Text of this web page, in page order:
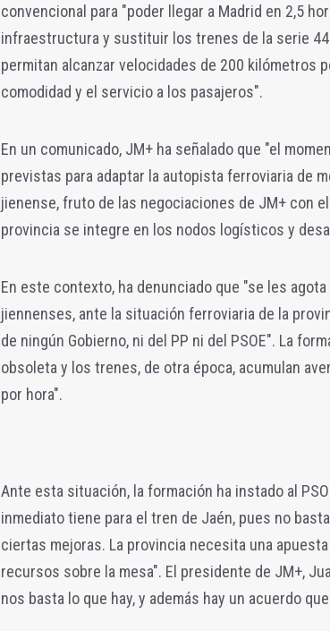
convencional para "poder llegar a Madrid en 2,5
infraestructura y sustituir los trenes de la serie
permitan alcanzar velocidades de 200 kilómetros
comodidad y el servicio a los pasajeros".
En un comunicado, JM+ ha señalado que "el
previstas para adaptar la autopista ferroviaria de
jienense, fruto de las negociaciones de JM+ con
provincia se integre en los nodos logísticos y
En este contexto, ha denunciado que "se les
jiennenses, ante la situación ferroviaria de la
de ningún Gobierno, ni del PP ni del PSOE". La
obsoleta y los trenes, de otra época, acumulan
por hora".
Ante esta situación, la formación ha instado al
inmediato tiene para el tren de Jaén, pues no
ciertas mejoras. La provincia necesita una
recursos sobre la mesa". El presidente de JM+,
nos basta lo que hay, y además hay un acuerdo